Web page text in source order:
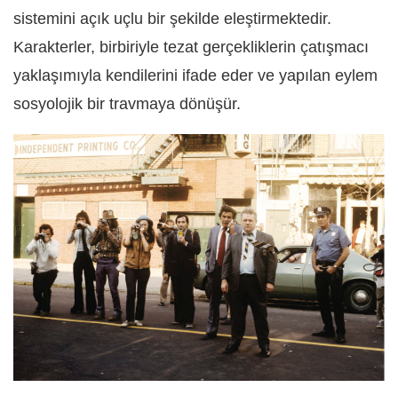
sistemini açık uçlu bir şekilde eleştirmektedir.
Karakterler, birbiriyle tezat gerçekliklerin çatışmacı
yaklaşımıyla kendilerini ifade eder ve yapılan eylem
sosyolojik bir travmaya dönüşür.